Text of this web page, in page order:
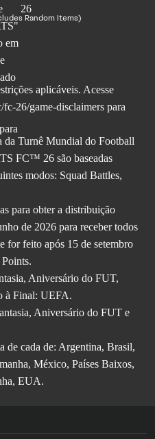
Random Items)
aplicáveis. Acesse
fc-26/game-disclaimers para
da Turnê Mundial do Football
FC™ 26 são baseadas
modos: Squad Battles,
para obter a distribuição
de 2026 para receber todos
for feito após 15 de setembro
Aniversário do FUT,
à Final: UEFA.
Aniversário do FUT e
de cada de: Argentina, Brasil,
México, Países Baixos,
EUA.